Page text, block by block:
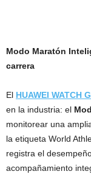
Modo Maratón
carrera
El HUAWEI WATCH
en la industria: el
monitorear una
la etiqueta World
registra el
acompañamiento